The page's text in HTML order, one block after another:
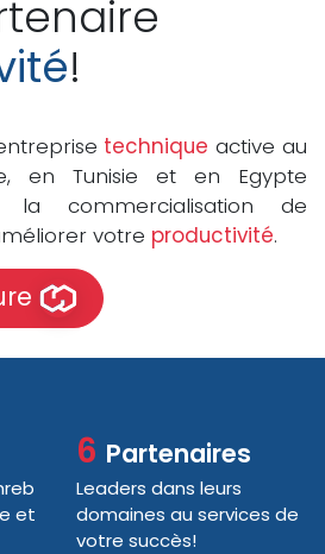
!
technique active au
en Tunisie et en Egypte
la commercialisation de
votre productivité.
et
6 Partenaires
Leaders dans leurs
domaines au services de
votre succès!